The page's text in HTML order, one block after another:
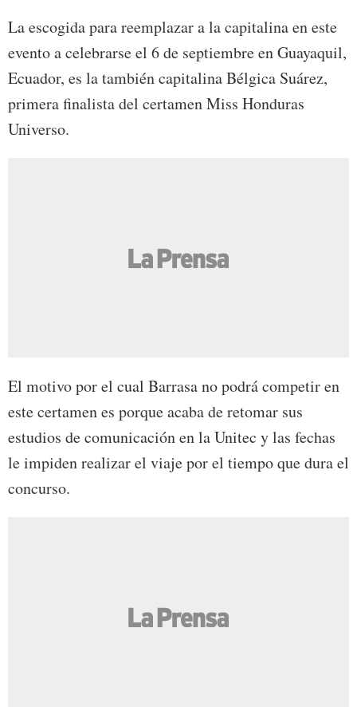
La escogida para reemplazar a la capitalina en este
evento a celebrarse el 6 de septiembre en Guayaquil,
Ecuador, es la también capitalina Bélgica Suárez,
primera finalista del certamen Miss Honduras
Universo.
El motivo por el cual Barrasa no podrá competir en
este certamen es porque acaba de retomar sus
estudios de comunicación en la Unitec y las fechas
le impiden realizar el viaje por el tiempo que dura el
concurso.